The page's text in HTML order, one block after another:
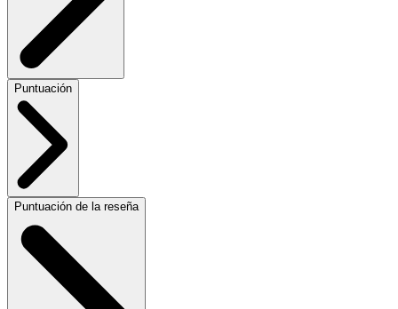
Puntuación
Puntuación de la reseña